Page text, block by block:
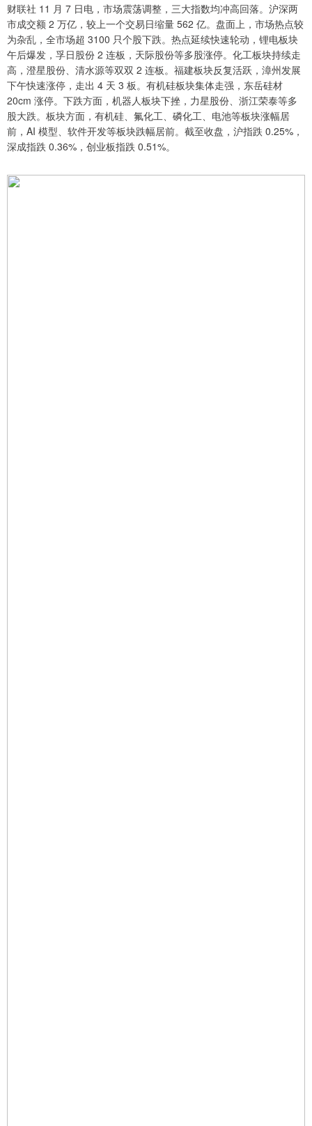
财联社 11 月 7 日电，市场震荡调整，三大指数均冲高回落。沪深两
市成交额 2 万亿，较上一个交易日缩量 562 亿。盘面上，市场热点较
为杂乱，全市场超 3100 只个股下跌。热点延续快速轮动，锂电板块
午后爆发，孚日股份 2 连板，天际股份等多股涨停。化工板块持续走
高，澄星股份、清水源等双双 2 连板。福建板块反复活跃，漳州发展
下午快速涨停，走出 4 天 3 板。有机硅板块集体走强，东岳硅材
20cm 涨停。下跌方面，机器人板块下挫，力星股份、浙江荣泰等多
股大跌。板块方面，有机硅、氟化工、磷化工、电池等板块涨幅居
前，AI 模型、软件开发等板块跌幅居前。截至收盘，沪指跌 0.25%，
深成指跌 0.36%，创业板指跌 0.51%。